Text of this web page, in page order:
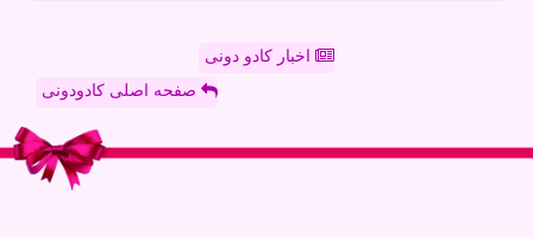
اخبار کادو دونی
صفحه اصلی کادودونی